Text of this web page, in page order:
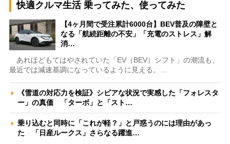
快適クルマ生活 乗ってみた、使ってみた
【4ヶ月間で受注累計6000台】BEV普及の障壁と
なる「航続距離の不安」「充電のストレス」解
消…
あれほどもてはやされていた「EV（BEV）シフト」の潮流も、
最近では減速基調になっているように見える。…
《雪道の対応力を検証》シビアな状況で実感した「フォレスタ
ー」の真価 「ターボ」と「スト…
乗り込むと同時に「これが軽？」と戸惑うのには理由があっ
た 「日産ルークス」さらなる躍進…